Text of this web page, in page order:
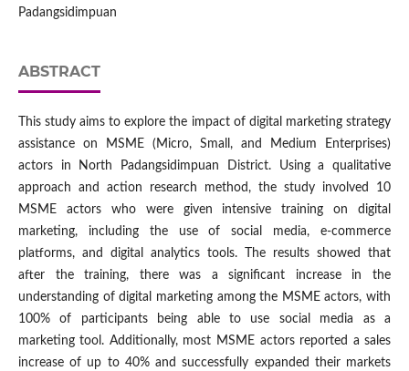
Padangsidimpuan
ABSTRACT
This study aims to explore the impact of digital marketing strategy
assistance on MSME (Micro, Small, and Medium Enterprises)
actors in North Padangsidimpuan District. Using a qualitative
approach and action research method, the study involved 10
MSME actors who were given intensive training on digital
marketing, including the use of social media, e-commerce
platforms, and digital analytics tools. The results showed that
after the training, there was a significant increase in the
understanding of digital marketing among the MSME actors, with
100% of participants being able to use social media as a
marketing tool. Additionally, most MSME actors reported a sales
increase of up to 40% and successfully expanded their markets